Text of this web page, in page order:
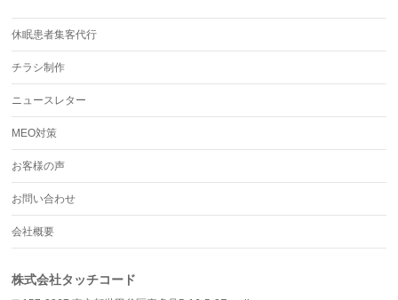
休眠患者集客代行
チラシ制作
ニュースレター
MEO対策
お客様の声
お問い合わせ
会社概要
株式会社タッチコード